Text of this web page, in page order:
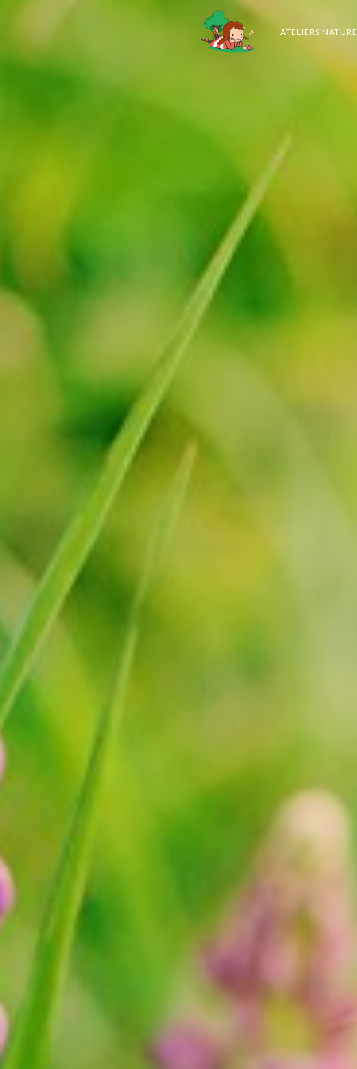
ATELIERS NATURE